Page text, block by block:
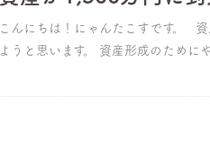
こんにちは！にゃんたこすです。
ようと思います。 資産形成のため